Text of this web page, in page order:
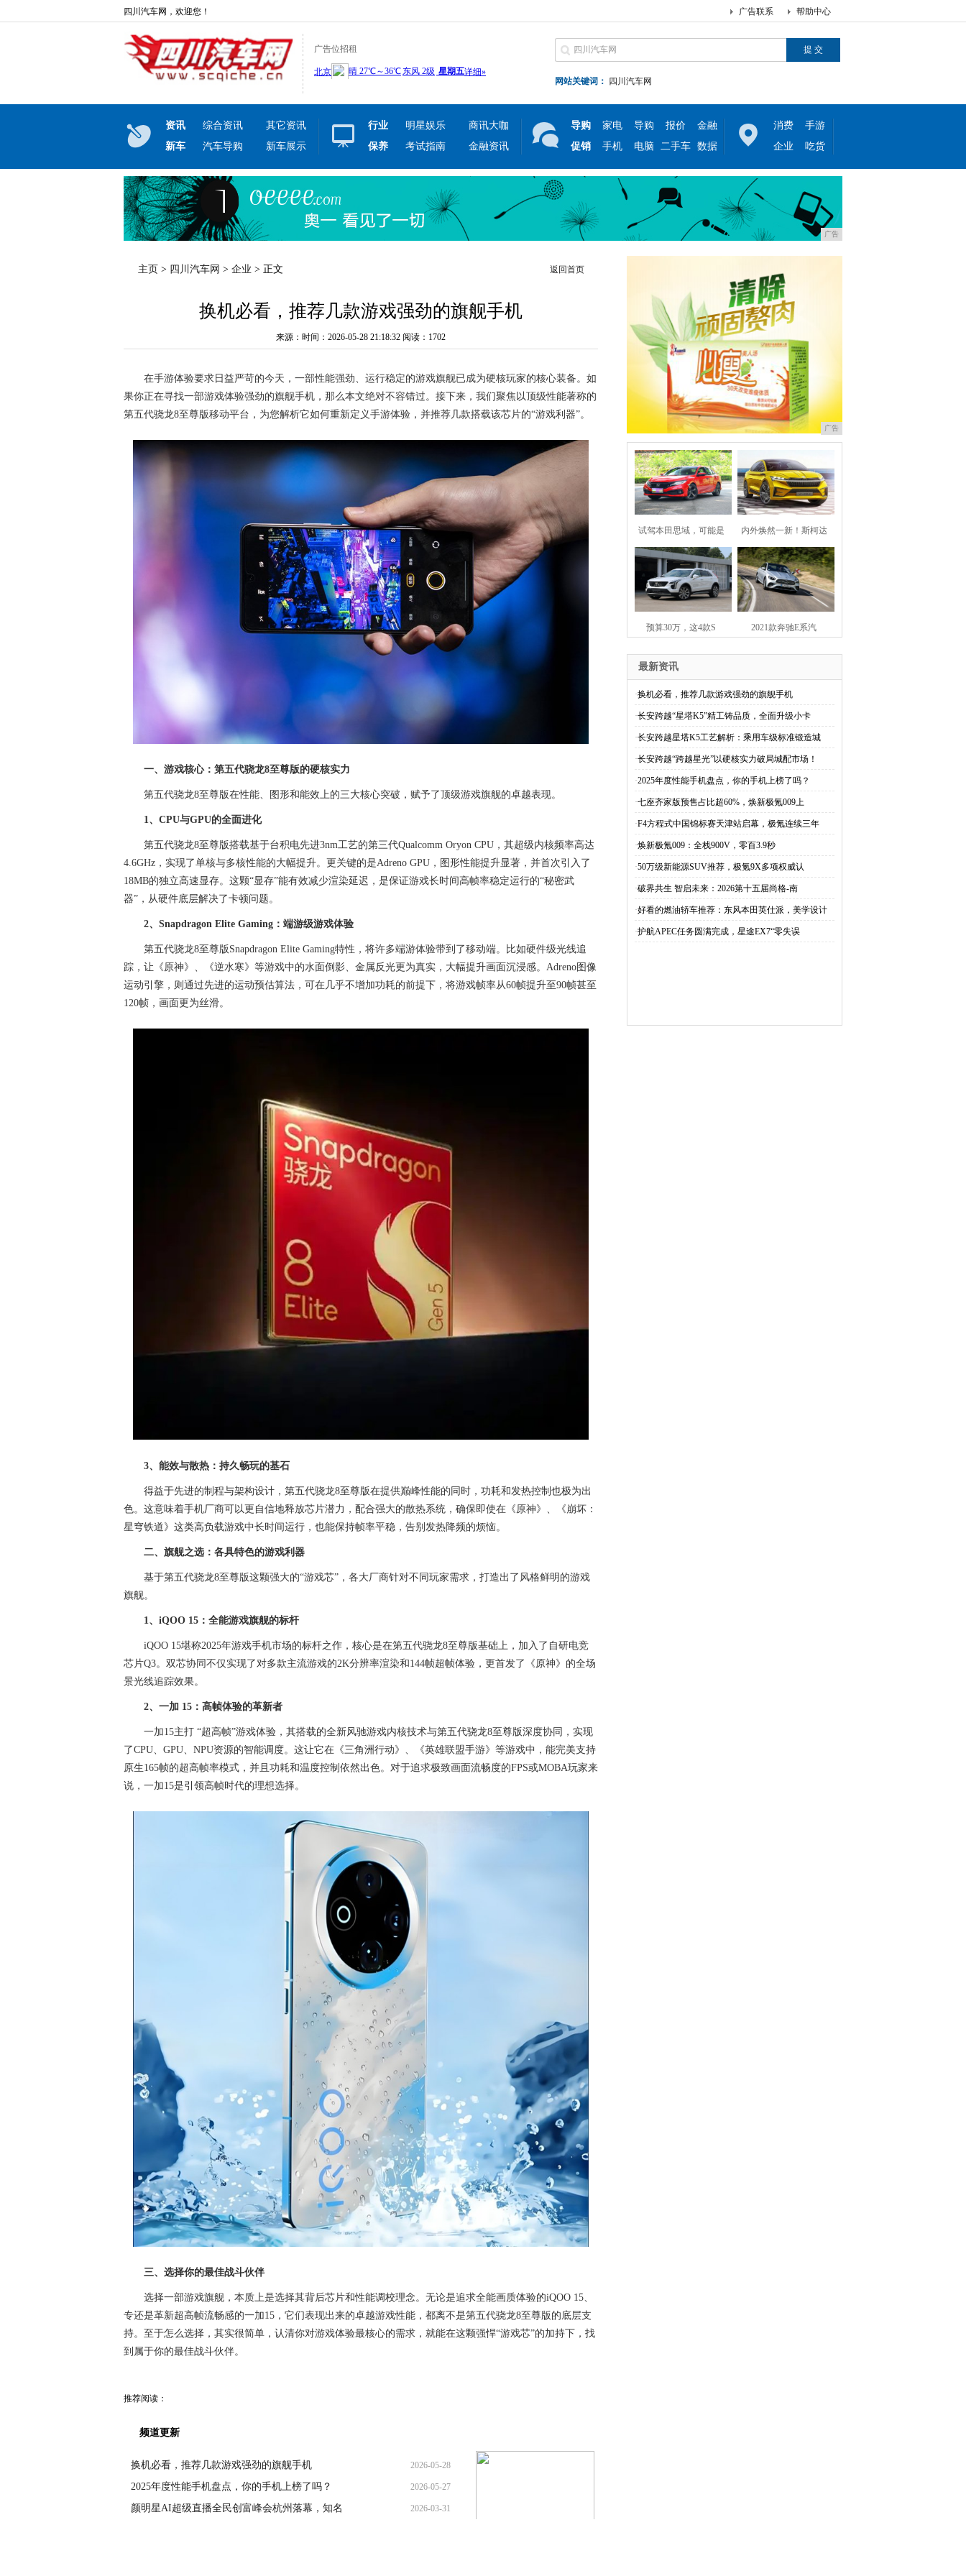
四川汽车网，欢迎您！ 帮助中心
广告联系
广告位招租
网站关键词： 四川汽车网
资讯 综合资讯
其它资讯
新车
汽车导购 新车展示
行业 明星娱乐
商讯大咖
保养
考试指南 金融资讯
导购 家电 导购 报价
金融
促销
手机 电脑 二手车 数据
消费
手游
企业
吃货
广告
主页 > 四川汽车网 > 企业 > 正文 返回首页
换机必看，推荐几款游戏强劲的旗舰手机
来源：时间：2026-05-28 21:18:32 阅读：1702
在手游体验要求日益严苛的今天，一部性能强劲、运行稳定的游戏旗舰已成为硬核玩家的核心装备。如
果你正在寻找一部游戏体验强劲的旗舰手机，那么本文绝对不容错过。接下来，我们聚焦以顶级性能著称的
第五代骁龙8至尊版移动平台，为您解析它如何重新定义手游体验，并推荐几款搭载该芯片的“游戏利器”。
一、游戏核心：第五代骁龙8至尊版的硬核实力
第五代骁龙8至尊版在性能、图形和能效上的三大核心突破，赋予了顶级游戏旗舰的卓越表现。
1、CPU与GPU的全面进化
第五代骁龙8至尊版搭载基于台积电先进3nm工艺的第三代Qualcomm Oryon CPU，其超级内核频率高达
4.6GHz，实现了单核与多核性能的大幅提升。更关键的是Adreno GPU，图形性能提升显著，并首次引入了
18MB的独立高速显存。这颗“显存”能有效减少渲染延迟，是保证游戏长时间高帧率稳定运行的“秘密武
器”，从硬件底层解决了卡顿问题。
2、Snapdragon Elite Gaming：端游级游戏体验
第五代骁龙8至尊版Snapdragon Elite Gaming特性，将许多端游体验带到了移动端。比如硬件级光线追
踪，让《原神》、《逆水寒》等游戏中的水面倒影、金属反光更为真实，大幅提升画面沉浸感。Adreno图像
运动引擎，则通过先进的运动预估算法，可在几乎不增加功耗的前提下，将游戏帧率从60帧提升至90帧甚至
120帧，画面更为丝滑。
3、能效与散热：持久畅玩的基石
得益于先进的制程与架构设计，第五代骁龙8至尊版在提供巅峰性能的同时，功耗和发热控制也极为出
色。这意味着手机厂商可以更自信地释放芯片潜力，配合强大的散热系统，确保即使在《原神》、《崩坏：
星穹铁道》这类高负载游戏中长时间运行，也能保持帧率平稳，告别发热降频的烦恼。
二、旗舰之选：各具特色的游戏利器
基于第五代骁龙8至尊版这颗强大的“游戏芯”，各大厂商针对不同玩家需求，打造出了风格鲜明的游戏
旗舰。
1、iQOO 15：全能游戏旗舰的标杆
iQOO 15堪称2025年游戏手机市场的标杆之作，核心是在第五代骁龙8至尊版基础上，加入了自研电竞
芯片Q3。双芯协同不仅实现了对多款主流游戏的2K分辨率渲染和144帧超帧体验，更首发了《原神》的全场
景光线追踪效果。
2、一加 15：高帧体验的革新者
一加15主打 “超高帧”游戏体验，其搭载的全新风驰游戏内核技术与第五代骁龙8至尊版深度协同，实现
了CPU、GPU、NPU资源的智能调度。这让它在《三角洲行动》、《英雄联盟手游》等游戏中，能完美支持
原生165帧的超高帧率模式，并且功耗和温度控制依然出色。对于追求极致画面流畅度的FPS或MOBA玩家来
说，一加15是引领高帧时代的理想选择。
三、选择你的最佳战斗伙伴
选择一部游戏旗舰，本质上是选择其背后芯片和性能调校理念。无论是追求全能画质体验的iQOO 15、
专还是革新超高帧流畅感的一加15，它们表现出来的卓越游戏性能，都离不是第五代骁龙8至尊版的底层支
持。至于怎么选择，其实很简单，认清你对游戏体验最核心的需求，就能在这颗强悍“游戏芯”的加持下，找
到属于你的最佳战斗伙伴。
推荐阅读：
频道更新
换机必看，推荐几款游戏强劲的旗舰手机 2026-05-28
2025年度性能手机盘点，你的手机上榜了吗？ 2026-05-27
颜明星AI超级直播全民创富峰会杭州落幕，知名 2026-03-31
广告
试驾本田思域，可能是 内外焕然一新！斯柯达
预算30万，这4款S 2021款奔驰E系汽
最新资讯
·换机必看，推荐几款游戏强劲的旗舰手机
·长安跨越“星塔K5”精工铸品质，全面升级小卡
·长安跨越星塔K5工艺解析：乘用车级标准锻造城
·长安跨越“跨越星光”以硬核实力破局城配市场！
·2025年度性能手机盘点，你的手机上榜了吗？
·七座齐家版预售占比超60%，焕新极氪009上
·F4方程式中国锦标赛天津站启幕，极氪连续三年
·焕新极氪009：全栈900V，零百3.9秒
·50万级新能源SUV推荐，极氪9X多项权威认
·破界共生 智启未来：2026第十五届尚格-南
·好看的燃油轿车推荐：东风本田英仕派，美学设计
·护航APEC任务圆满完成，星途EX7“零失误